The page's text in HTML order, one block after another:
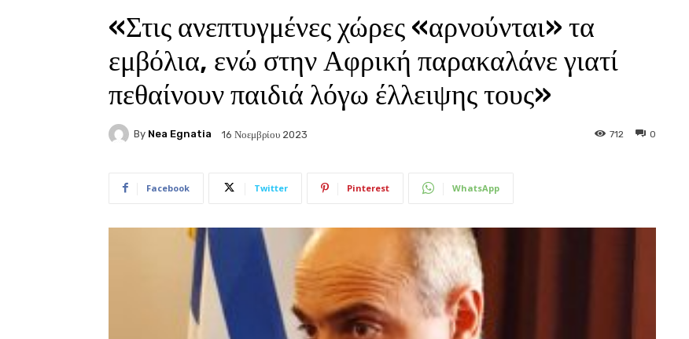
«Στις ανεπτυγμένες χώρες «αρνούνται» τα
εμβόλια, ενώ στην Αφρική παρακαλάνε γιατί
πεθαίνουν παιδιά λόγω έλλειψης τους»
By Nea Egnatia 16 Νοεμβρίου 2023 0
712
Facebook Twitter Pinterest WhatsApp